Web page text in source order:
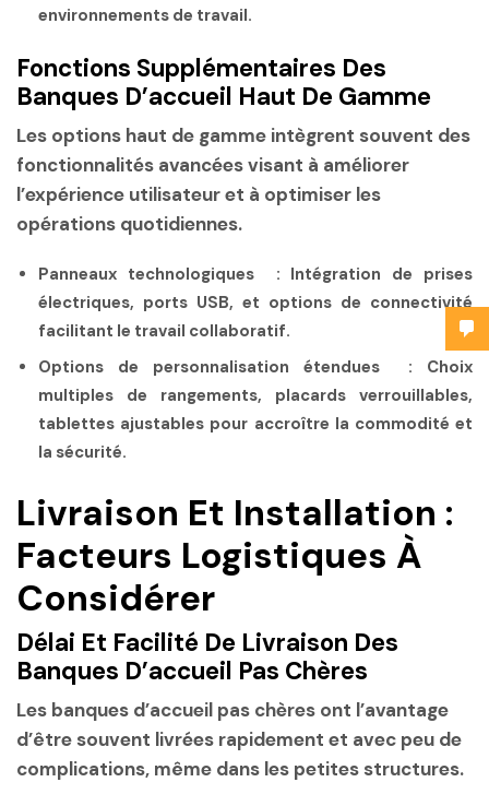
environnements de travail.
Fonctions Supplémentaires Des
Banques D’accueil Haut De Gamme
Les options haut de gamme intègrent souvent des
fonctionnalités avancées visant à améliorer
l’expérience utilisateur et à optimiser les
opérations quotidiennes.
Panneaux technologiques : Intégration de prises
électriques, ports USB, et options de connectivité
facilitant le travail collaboratif.
Options de personnalisation étendues : Choix
multiples de rangements, placards verrouillables,
tablettes ajustables pour accroître la commodité et
la sécurité.
Livraison Et Installation :
Facteurs Logistiques À
Considérer
Délai Et Facilité De Livraison Des
Banques D’accueil Pas Chères
Les banques d’accueil pas chères ont l’avantage
d’être souvent livrées rapidement et avec peu de
complications, même dans les petites structures.